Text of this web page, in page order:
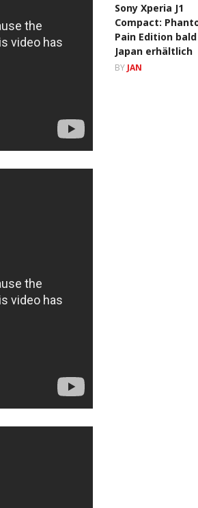
Sony Xperia J1
Compact:
Pain Edition
Japan erhältlich
BY JAN